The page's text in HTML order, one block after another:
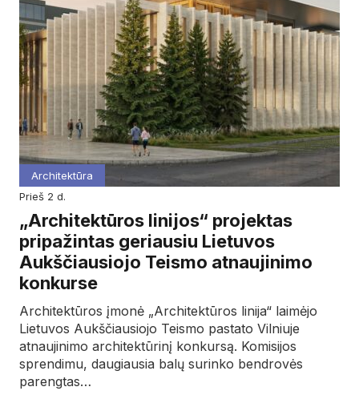
Architektūra
prieš 2 d.
„Architektūros linijos“ projektas
pripažintas geriausiu Lietuvos
Aukščiausiojo Teismo atnaujinimo
konkurse
Architektūros įmonė „Architektūros linija“ laimėjo
Lietuvos Aukščiausiojo Teismo pastato Vilniuje
atnaujinimo architektūrinį konkursą. Komisijos
sprendimu, daugiausia balų surinko bendrovės
parengtas…